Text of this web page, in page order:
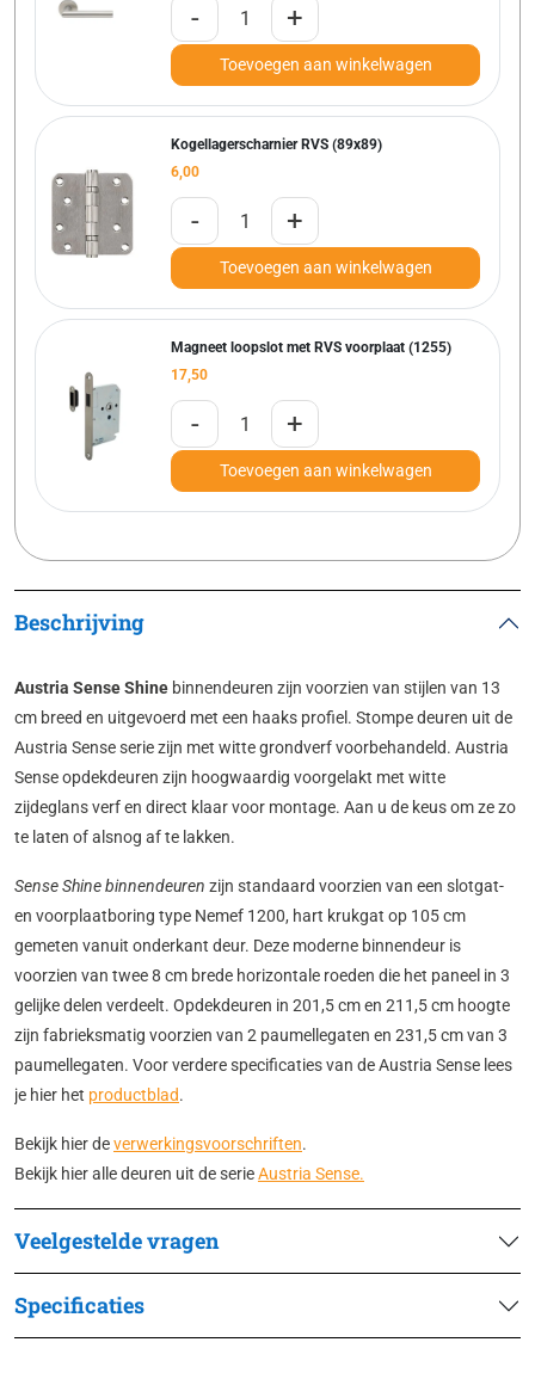
- +
Toevoegen aan winkelwagen
Kogellagerscharnier RVS (89x89)
6,00
- +
Toevoegen aan winkelwagen
Magneet loopslot met RVS voorplaat (1255)
17,50
- +
Toevoegen aan winkelwagen
Beschrijving
Austria Sense Shine binnendeuren zijn voorzien van stijlen van 13
cm breed en uit­ge­voerd met een haaks profiel. Stompe deuren uit de
Austria Sense serie zijn met witte grondverf voorbehandeld. Austria
Sense opdekdeuren zijn hoogwaardig voorgelakt met witte
zijdeglans verf en direct klaar voor montage. Aan u de keus om ze zo
te laten of alsnog af te lakken.
Sense Shine binnendeuren zijn standaard voorzien van een slotgat-
en voorplaatboring type Nemef 1200, hart krukgat op 105 cm
gemeten vanuit onderkant deur. Deze moderne binnendeur is
voorzien van twee 8 cm brede horizontale roeden die het paneel in 3
gelijke delen verdeelt. Opdekdeuren in 201,5 cm en 211,5 cm hoogte
zijn fabrieksmatig voorzien van 2 paumellegaten en 231,5 cm van 3
paumellegaten. Voor verdere specificaties van de Austria Sense lees
je hier het productblad.
Bekijk hier deverwerkingsvoorschriften.
Bekijk hier alle deuren uit de serieAustria Sense.
Veelgestelde vragen
Specificaties